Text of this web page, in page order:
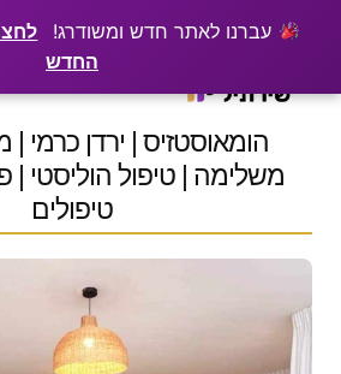
עברנו לאתר חדש ומשודרג!
החדש
רוצים שלקוחות ימצאו אתכם בגוגל? שירתיל מפרסמת כתבה מקצועית עליכם
to
הומאוסטזיס | ירדן כרמי |
משלימה | טיפול הוליסטי |
טיפולים